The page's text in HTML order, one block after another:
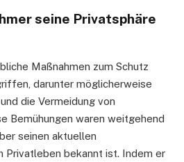
seine Privatsphäre
Maßnahmen zum Schutz
darunter möglicherweise
die Vermeidung von
Bemühungen waren weitgehend
seinen aktuellen
Privatleben bekannt ist. Indem er